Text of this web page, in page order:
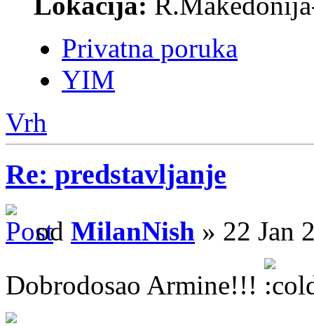
Privatna poruka
YIM
Vrh
Re: predstavljanje
od MilanNish » 22 Jan
Dobrodosao Armine!!!